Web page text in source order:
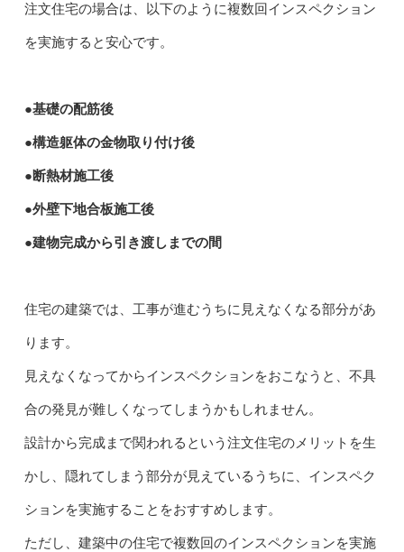
注文住宅の場合は、以下のように複数回インスペクション
を実施すると安心です。
●基礎の配筋後
●構造躯体の金物取り付け後
●断熱材施工後
●外壁下地合板施工後
●建物完成から引き渡しまでの間
住宅の建築では、工事が進むうちに見えなくなる部分があ
ります。
見えなくなってからインスペクションをおこなうと、不具
合の発見が難しくなってしまうかもしれません。
設計から完成まで関われるという注文住宅のメリットを生
かし、隠れてしまう部分が見えているうちに、インスペク
ションを実施することをおすすめします。
ただし、建築中の住宅で複数回のインスペクションを実施